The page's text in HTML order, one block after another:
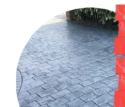
original
era:
$209.500.
actual
es:
$169.700.